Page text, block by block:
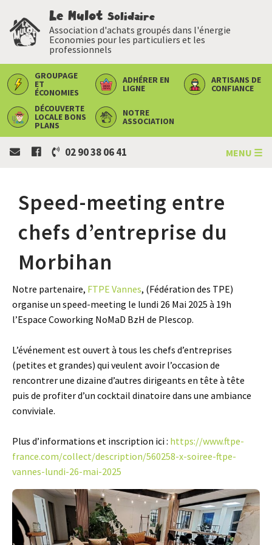
Le Mulot Solidaire
Association d'achats groupés dans l'énergie
Economies pour les particuliers et les
professionnels
GROUPAGE
ET
ÉCONOMIES
ADHÉRER EN
LIGNE
ARTISANS DE
CONFIANCE
DÉCOUVERTE
LOCALE BONS
PLANS
NOTRE
ASSOCIATION
02 90 38 06 41 MENU ☰
Speed-meeting entre
chefs d’entreprise du
Morbihan
Notre partenaire, FTPE Vannes, (Fédération des TPE)
organise un speed-meeting le lundi 26 Mai 2025 à 19h
l’Espace Coworking NoMaD BzH de Plescop.
L’événement est ouvert à tous les chefs d’entreprises
(petites et grandes) qui veulent avoir l’occasion de
rencontrer une dizaine d’autres dirigeants en tête à tête
puis de profiter d’un cocktail dinatoire dans une ambiance
conviviale.
Plus d’informations et inscription ici : https://www.ftpe-
france.com/collect/description/560258-x-soiree-ftpe-
vannes-lundi-26-mai-2025